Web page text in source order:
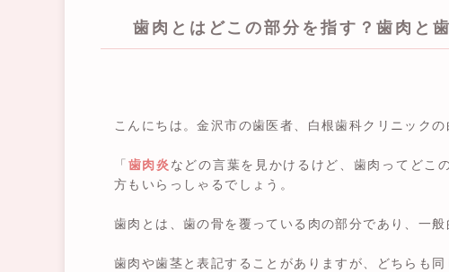
歯肉とはどこの部分を指す？歯肉と
こんにちは。金沢市の歯医者、白根歯科クリニックの
「歯肉炎 などの言葉を見かけるけど、歯肉ってどこ
方もいらっしゃるでしょう。
歯肉とは、歯の骨を覆っている肉の部分であり、一般
歯肉や歯茎と表記することがありますが、どちらも